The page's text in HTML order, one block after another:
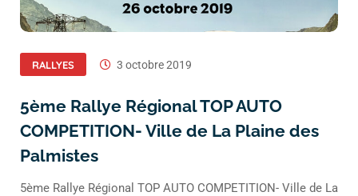
RALLYES 3 octobre 2019
5ème Rallye Régional TOP AUTO
COMPETITION- Ville de La Plaine des
Palmistes
5ème Rallye Régional TOP AUTO COMPETITION- Ville de La